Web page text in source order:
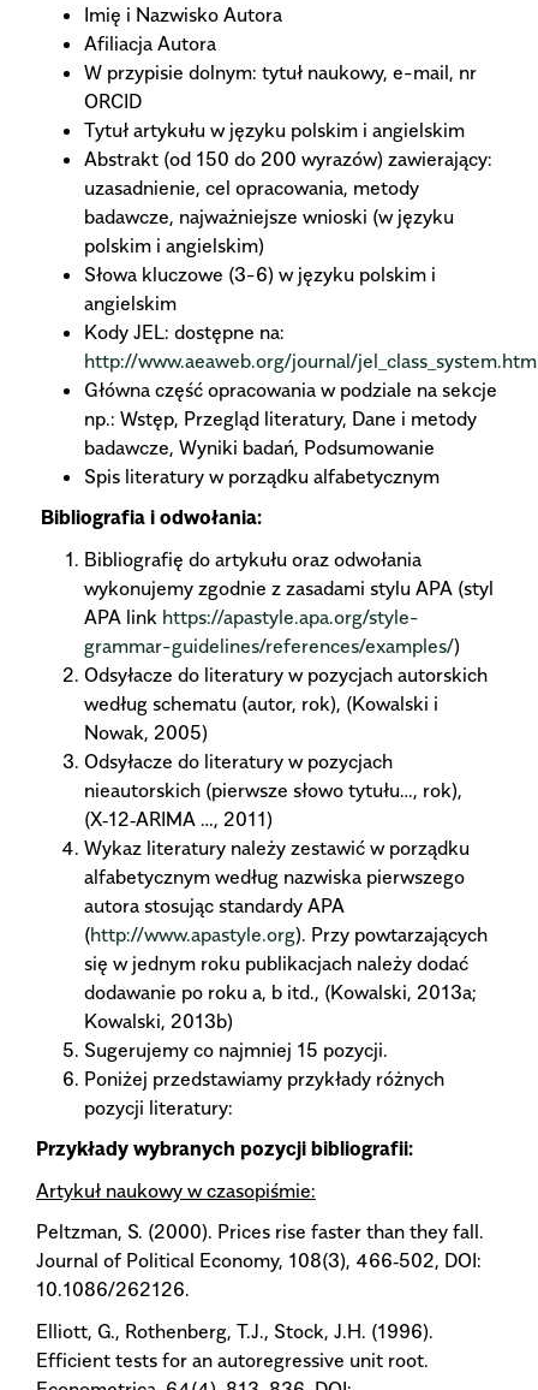
Imię i Nazwisko Autora
Afiliacja Autora
W przypisie dolnym: tytuł naukowy, e-mail, nr
ORCID
Tytuł artykułu w języku polskim i angielskim
Abstrakt (od 150 do 200 wyrazów) zawierający:
uzasadnienie, cel opracowania, metody
badawcze, najważniejsze wnioski (w języku
polskim i angielskim)
Słowa kluczowe (3-6) w języku polskim i
angielskim
Kody JEL: dostępne na:
http://www.aeaweb.org/journal/
Główna część opracowania w podziale na sekcje
np.: Wstęp, Przegląd literatury, Dane i metody
badawcze, Wyniki badań, Podsumowanie
Spis literatury w porządku alfabetycznym
Bibliografia i odwołania:
Bibliografię do artykułu oraz odwołania
wykonujemy zgodnie z zasadami stylu APA (styl
APA link https://apastyle.apa.org/style-
grammar-guidelines/references/examples/)
Odsyłacze do literatury w pozycjach autorskich
według schematu (autor, rok), (Kowalski i
Nowak, 2005)
Odsyłacze do literatury w pozycjach
nieautorskich (pierwsze słowo tytułu…, rok),
(X‑12‑ARIMA …, 2011)
Wykaz literatury należy zestawić w porządku
alfabetycznym według nazwiska pierwszego
autora stosując standardy APA
(http://www.apastyle.org). Przy powtarzających
się w jednym roku publikacjach należy dodać
dodawanie po roku a, b itd., (Kowalski, 2013a;
Kowalski, 2013b)
Sugerujemy co najmniej 15 pozycji.
Poniżej przedstawiamy przykłady różnych
pozycji literatury:
Przykłady wybranych pozycji bibliografii:
Artykuł naukowy w czasopiśmie:
Peltzman, S. (2000). Prices rise faster than they fall.
Journal of Political Economy, 108(3), 466‑502, DOI:
10.1086/262126.
Elliott, G., Rothenberg, T.J., Stock, J.H. (1996).
Efficient tests for an autoregressive unit root.